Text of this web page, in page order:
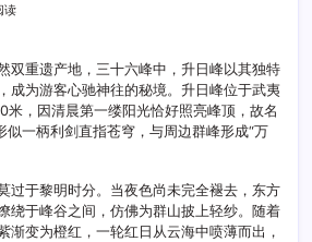
读
日
峰
双重遗产地，三十六峰中，升日峰以其独特
成为游客心驰神往的秘境。升日峰位于武夷
米，因清晨第一缕阳光恰好照亮峰顶，故名
似一柄利剑直指苍穹，与周边群峰形成“万
过于黎明时分。当夜色尚未完全褪去，东方
绕于峰谷之间，仿佛为群山披上轻纱。随着
渐变为橙红，一轮红日从云海中喷薄而出，